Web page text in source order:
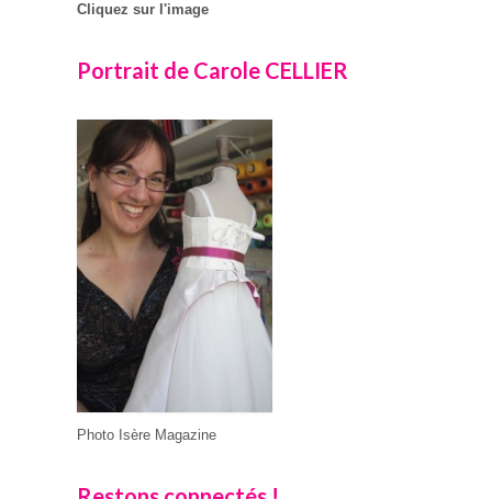
Cliquez sur l'image
Portrait de Carole CELLIER
Photo Isère Magazine